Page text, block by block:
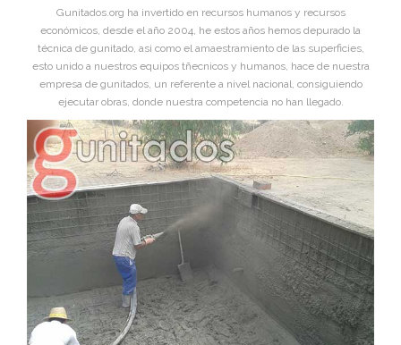
Gunitados.org ha invertido en recursos humanos y recursos
económicos, desde el año 2004, he estos años hemos depurado la
técnica de gunitado, asi como el amaestramiento de las superficies,
esto unido a nuestros equipos tñecnicos y humanos, hace de nuestra
empresa de gunitados, un referente a nivel nacional, consiguiendo
ejecutar obras, donde nuestra competencia no han llegado.